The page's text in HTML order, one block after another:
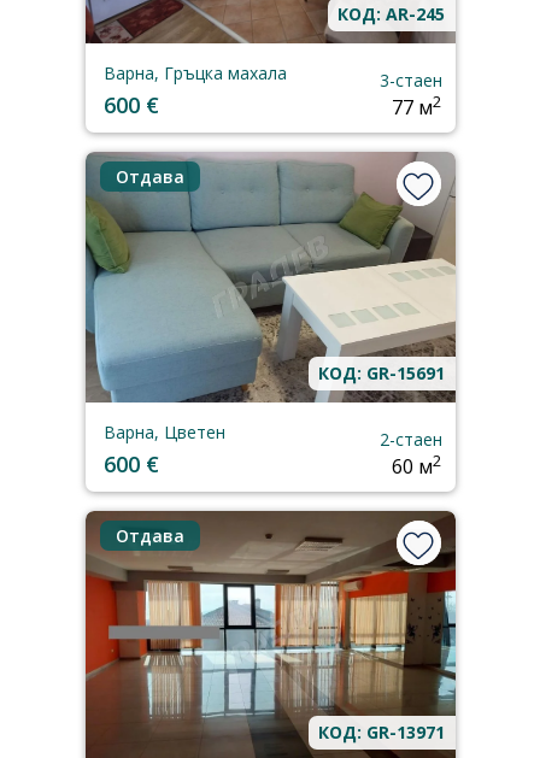
КОД: AR-245
Варна, Гръцка махала
600 €
3-стаен
77 м2
Отдава
КОД: GR-15691
Варна, Цветен
600 €
2-стаен
60 м2
Отдава
КОД: GR-13971